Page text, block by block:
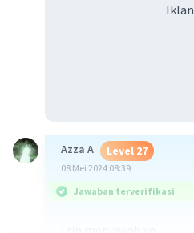
Iklan
Azza A Level 27
08 Mei 2024 08:39
Jawaban terverifikasi